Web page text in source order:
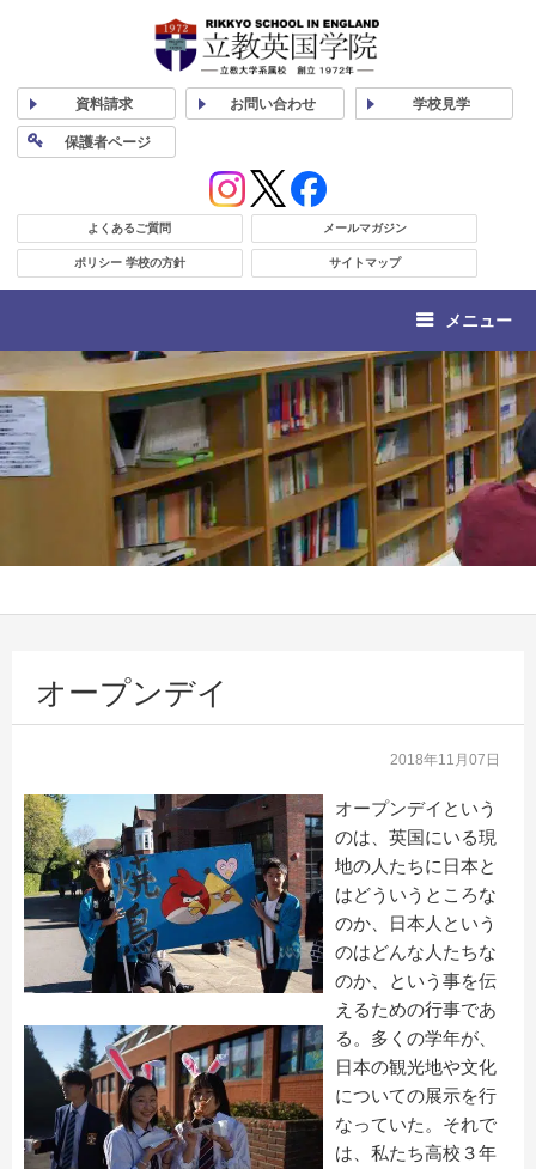
資料請求 お問い合わせ 学校見学
保護者ページ
よくあるご質問 メールマガジン
ポリシー 学校の方針 サイトマップ
メニュー
オープンデイ
2018年11月07日
オープンデイという
のは、英国にいる現
地の人たちに日本と
はどういうところな
のか、日本人という
のはどんな人たちな
のか、という事を伝
えるための行事であ
る。多くの学年が、
日本の観光地や文化
についての展示を行
なっていた。それで
は、私たち高校３年